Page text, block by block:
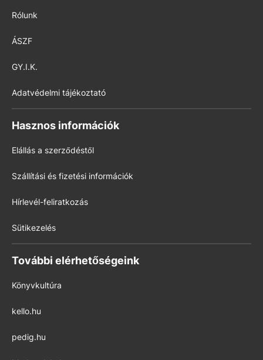
Rólunk
ÁSZF
GY.I.K.
Adatvédelmi tájékoztató
Hasznos információk
Elállás a szerződéstől
Szállítási és fizetési információk
Hírlevél-feliratkozás
Sütikezelés
További elérhetőségeink
Könyvkultúra
kello.hu
pedig.hu